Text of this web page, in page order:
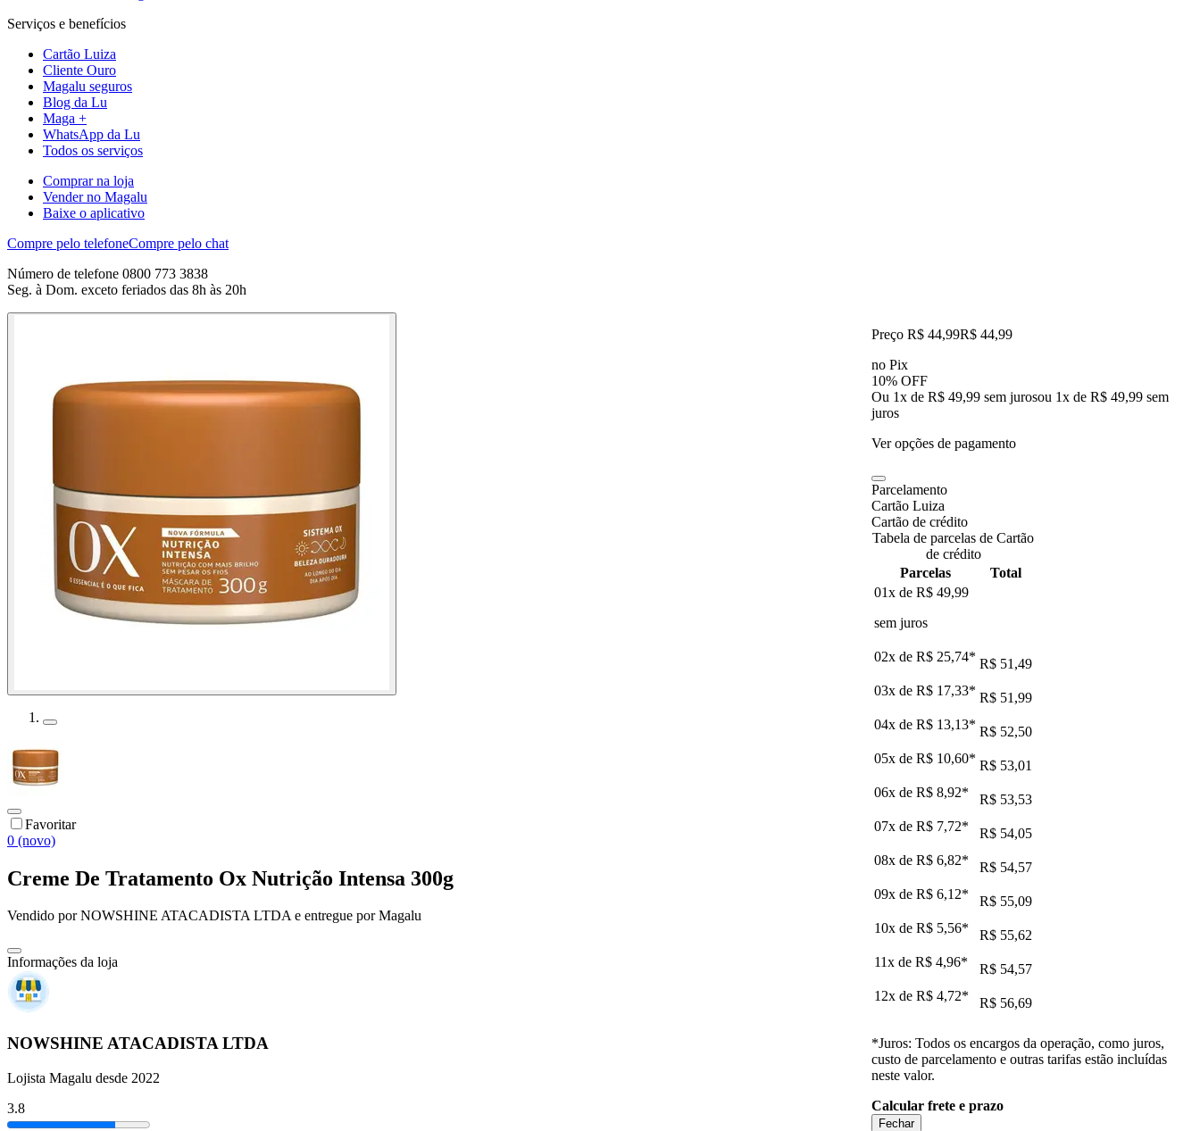
Serviços e benefícios
Cartão Luiza
Cliente Ouro
Magalu seguros
Blog da Lu
Maga +
WhatsApp da Lu
Todos os serviços
Comprar na loja
Vender no Magalu
Baixe o aplicativo
Compre pelo telefoneCompre pelo chat
Número de telefone 0800 773 3838
Seg. à Dom. exceto feriados das 8h às 20h
Favoritar
0 (novo)
Creme De Tratamento Ox Nutrição Intensa 300g
Vendido porNOWSHINE ATACADISTA LTDAe entregue por Magalu
Informações da loja
NOWSHINE ATACADISTA LTDA
Lojista Magalu desde 2022
3.8
Preço R$ 44,99R$ 44,99
no Pix
10% OFF
Ou 1x de R$ 49,99 sem jurosou 1x de R$ 49,99 sem
juros
Ver opções de pagamento
Parcelamento
Cartão Luiza
Cartão de crédito
Tabela de parcelas de Cartão
de crédito
Parcelas
Total
01x de R$ 49,99
sem juros
02x de R$ 25,74* R$ 51,49
03x de R$ 17,33* R$ 51,99
04x de R$ 13,13* R$ 52,50
05x de R$ 10,60* R$ 53,01
06x de R$ 8,92*
R$ 53,53
07x de R$ 7,72*
R$ 54,05
08x de R$ 6,82*
R$ 54,57
09x de R$ 6,12*
R$ 55,09
10x de R$ 5,56*
R$ 55,62
11x de R$ 4,96*
R$ 54,57
12x de R$ 4,72* R$ 56,69
*Juros: Todos os encargos da operação, como juros,
custo de parcelamento e outras tarifas estão incluídas
neste valor.
Calcular frete e prazo
Fechar